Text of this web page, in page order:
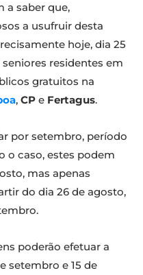
a saber que,
a usufruir desta
hoje, dia 25
residentes em
gratuitos na
, CP e Fertagus.
por setembro, período
o caso, estes podem
mas apenas
do dia 26 de agosto,
poderão efetuar a
setembro e 15 de